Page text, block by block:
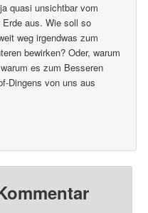
quasi unsichtbar vom
aus. Wie soll so
weg irgendwas zum
bewirken? Oder, warum
es zum Besseren
Dingens von uns aus